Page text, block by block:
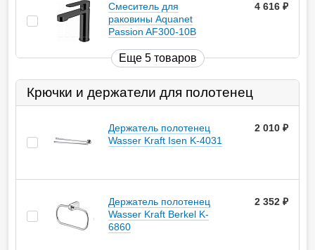
Смеситель для
раковины Aquanet
Passion AF300-10B
4 616
Еще 5 товаров
Крючки и держатели для полотенец
Держатель полотенец
Wasser Kraft Isen K-4031
2 010
Держатель полотенец
Wasser Kraft Berkel K-
6860
2 352